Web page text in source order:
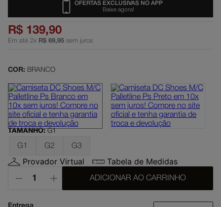
OFERTAS EXCLUSIVAS NO APP
Baixe agora!
R$ 139,90
Em até 2x R$ 69,95 sem juros
COR: BRANCO
TAMANHO: G1
G1 G2 G3
Provador Virtual Tabela de Medidas
ADICIONAR AO CARRINHO
6º boné
8º mochila
9º court graffik
10º anvil